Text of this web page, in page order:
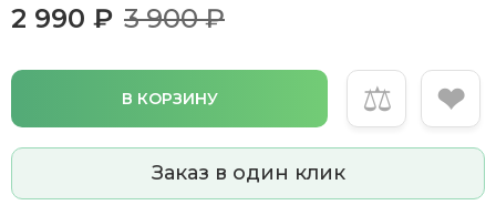
2 990 ₽ 3 900 ₽
В КОРЗИНУ ⚖ ❤
Заказ в один клик